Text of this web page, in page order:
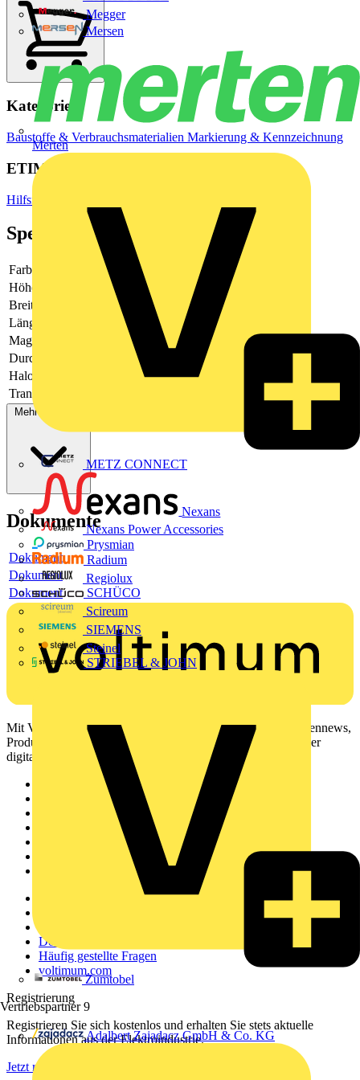
Megger
Mersen
Merten
METZ CONNECT
Nexans
Nexans Power Accessories
Prysmian
Radium
Regiolux
SCHÜCO
Scireum
SIEMENS
Steinel
STRIEBEL & JOHN
Zumtobel
Vertriebspartner 9
Adalbert Zajadacz GmbH & Co. KG
Kategorien
Baustoffe & Verbrauchsmaterialien Markierung & Kennzeichnung
ETIM Group
Hilfsmaterial
Spezifikationen
Farbe
Höhe
Breite
Länge
Magnetisch
Durchmesser
Halogenfrei
Transparent
Mehr anzeigen
Dokumente
Dokument
Dokument
Dokument
Mit Voltimum erhalten Elektrofachkräfte Zugang zu Branchennews,
Produktinformationen, Schulungen und Tools – alles auf einer
digitalen Plattform und Community.
Downloadbereich (PDFs)
Häufig gestellte Fragen
voltimum.com
Registrierung
Registrieren Sie sich kostenlos und erhalten Sie stets aktuelle
Informationen aus der Elektroindustrie.
Jetzt registrieren